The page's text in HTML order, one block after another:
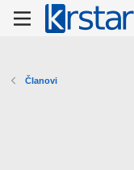
Članovi